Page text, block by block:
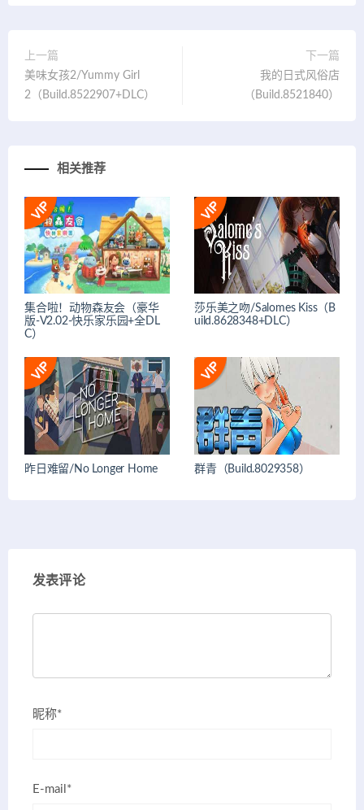
上一篇
美味女孩2/Yummy Girl
2（Build.8522907+DLC）
下一篇
我的日式风俗店
（Build.8521840）
相关推荐
集合啦！动物森友会（豪华
版-V2.02-快乐家乐园+全DL
C）
莎乐美之吻/Salomes Kiss（B
uild.8628348+DLC）
昨日难留/No Longer Home 群青（Build.8029358）
发表评论
昵称*
E-mail*